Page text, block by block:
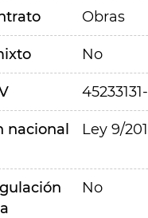
Obras
No
nacional
Ley 9/
No